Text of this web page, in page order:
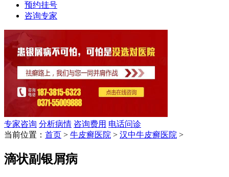
预约挂号
咨询专家
专家咨询 分析病情 咨询费用 电话问诊
当前位置： 首页 > 牛皮癣医院 > 汉中牛皮癣医院 >
滴状副银屑病